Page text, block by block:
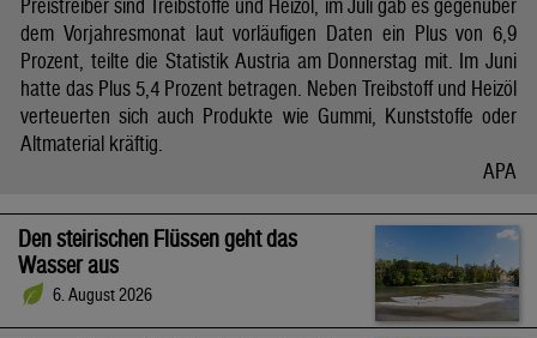
Preistreiber sind Treibstoffe und Heizöl, im Juli gab es gegenüber
dem Vorjahresmonat laut vorläufigen Daten ein Plus von 6,9
Prozent, teilte die Statistik Austria am Donnerstag mit. Im Juni
hatte das Plus 5,4 Prozent betragen. Neben Treibstoff und Heizöl
verteuerten sich auch Produkte wie Gummi, Kunststoffe oder
Altmaterial kräftig.
APA
Den steirischen Flüssen geht das
Wasser aus
6. August 2026